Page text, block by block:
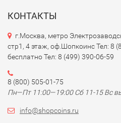
КОНТАКТЫ
г.Москва, метро
стр1, 4 этаж, оф.Шопкоинс Тел: 8
бесплатно Тел: 8 (499) 390-06-59
8 (800) 505-01-75
Пн—Пт 11:00—19:00 Сб 11-15 Вс
info@shopcoins.ru